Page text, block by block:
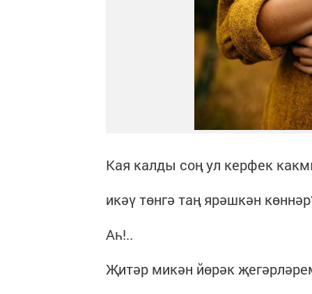
Кая калды соң ул керфек
икәү төнгә таң ярәшкән
Аһ!..
Җитәр микән йөрәк